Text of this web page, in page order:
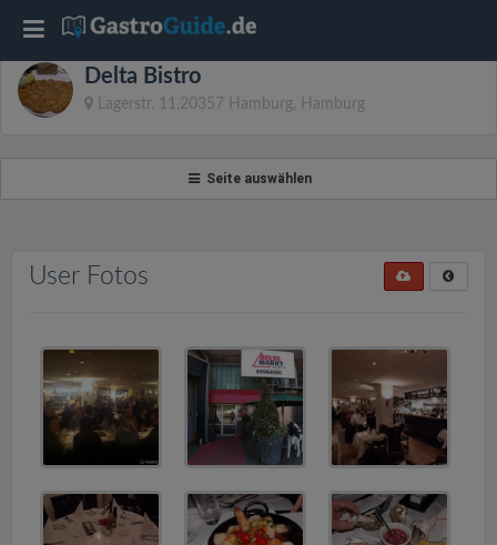
Delta Bistro
Lagerstr. 11,20357 Hamburg, Hamburg
Seite auswählen
User Fotos
T
o
l
n
v